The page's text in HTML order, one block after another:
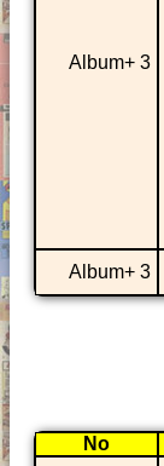
Album+ 3
Album+ 3
No